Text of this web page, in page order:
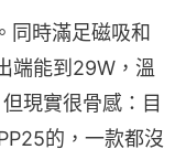
同時滿足磁吸和
端能到29W，溫
現實很骨感：目
的，一款都沒